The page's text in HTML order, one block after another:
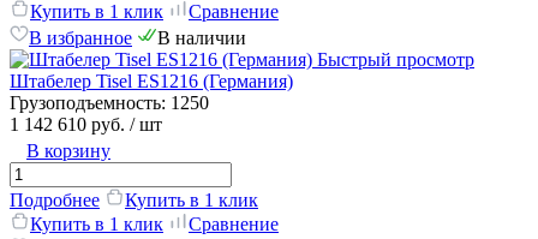
Купить в 1 клик
Сравнение
В избранное
В наличии
Быстрый просмотр
Штабелер Tisel ES1216 (Германия)
Грузоподъемность: 1250
1 142 610 руб. / шт
В корзину
Подробнее
Купить в 1 клик
Купить в 1 клик
Сравнение